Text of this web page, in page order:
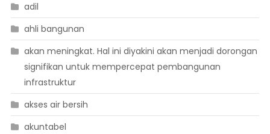
adil
ahli bangunan
akan meningkat. Hal ini diyakini akan menjadi dorongan
signifikan untuk mempercepat pembangunan
infrastruktur
akses air bersih
akuntabel